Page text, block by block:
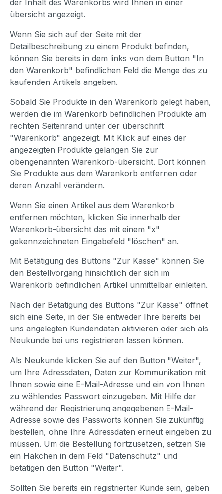
der Inhalt des Warenkorbs wird Ihnen in einer
übersicht angezeigt.
Wenn Sie sich auf der Seite mit der
Detailbeschreibung zu einem Produkt befinden,
können Sie bereits in dem links von dem Button "In
den Warenkorb" befindlichen Feld die Menge des zu
kaufenden Artikels angeben.
Sobald Sie Produkte in den Warenkorb gelegt haben,
werden die im Warenkorb befindlichen Produkte am
rechten Seitenrand unter der überschrift
"Warenkorb" angezeigt. Mit Klick auf eines der
angezeigten Produkte gelangen Sie zur
obengenannten Warenkorb-übersicht. Dort können
Sie Produkte aus dem Warenkorb entfernen oder
deren Anzahl verändern.
Wenn Sie einen Artikel aus dem Warenkorb
entfernen möchten, klicken Sie innerhalb der
Warenkorb-übersicht das mit einem "x"
gekennzeichneten Eingabefeld "löschen" an.
Mit Betätigung des Buttons "Zur Kasse" können Sie
den Bestellvorgang hinsichtlich der sich im
Warenkorb befindlichen Artikel unmittelbar einleiten.
Nach der Betätigung des Buttons "Zur Kasse" öffnet
sich eine Seite, in der Sie entweder Ihre bereits bei
uns angelegten Kundendaten aktivieren oder sich als
Neukunde bei uns registrieren lassen können.
Als Neukunde klicken Sie auf den Button "Weiter",
um Ihre Adressdaten, Daten zur Kommunikation mit
Ihnen sowie eine E-Mail-Adresse und ein von Ihnen
zu wählendes Passwort einzugeben. Mit Hilfe der
während der Registrierung angegebenen E-Mail-
Adresse sowie des Passworts können Sie zukünftig
bestellen, ohne Ihre Adressdaten erneut eingeben zu
müssen. Um die Bestellung fortzusetzen, setzen Sie
ein Häkchen in dem Feld "Datenschutz" und
betätigen den Button "Weiter".
Sollten Sie bereits ein registrierter Kunde sein, geben